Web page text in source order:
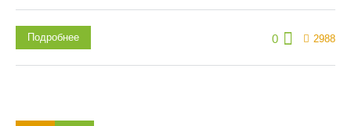
0 2988
Подробнее